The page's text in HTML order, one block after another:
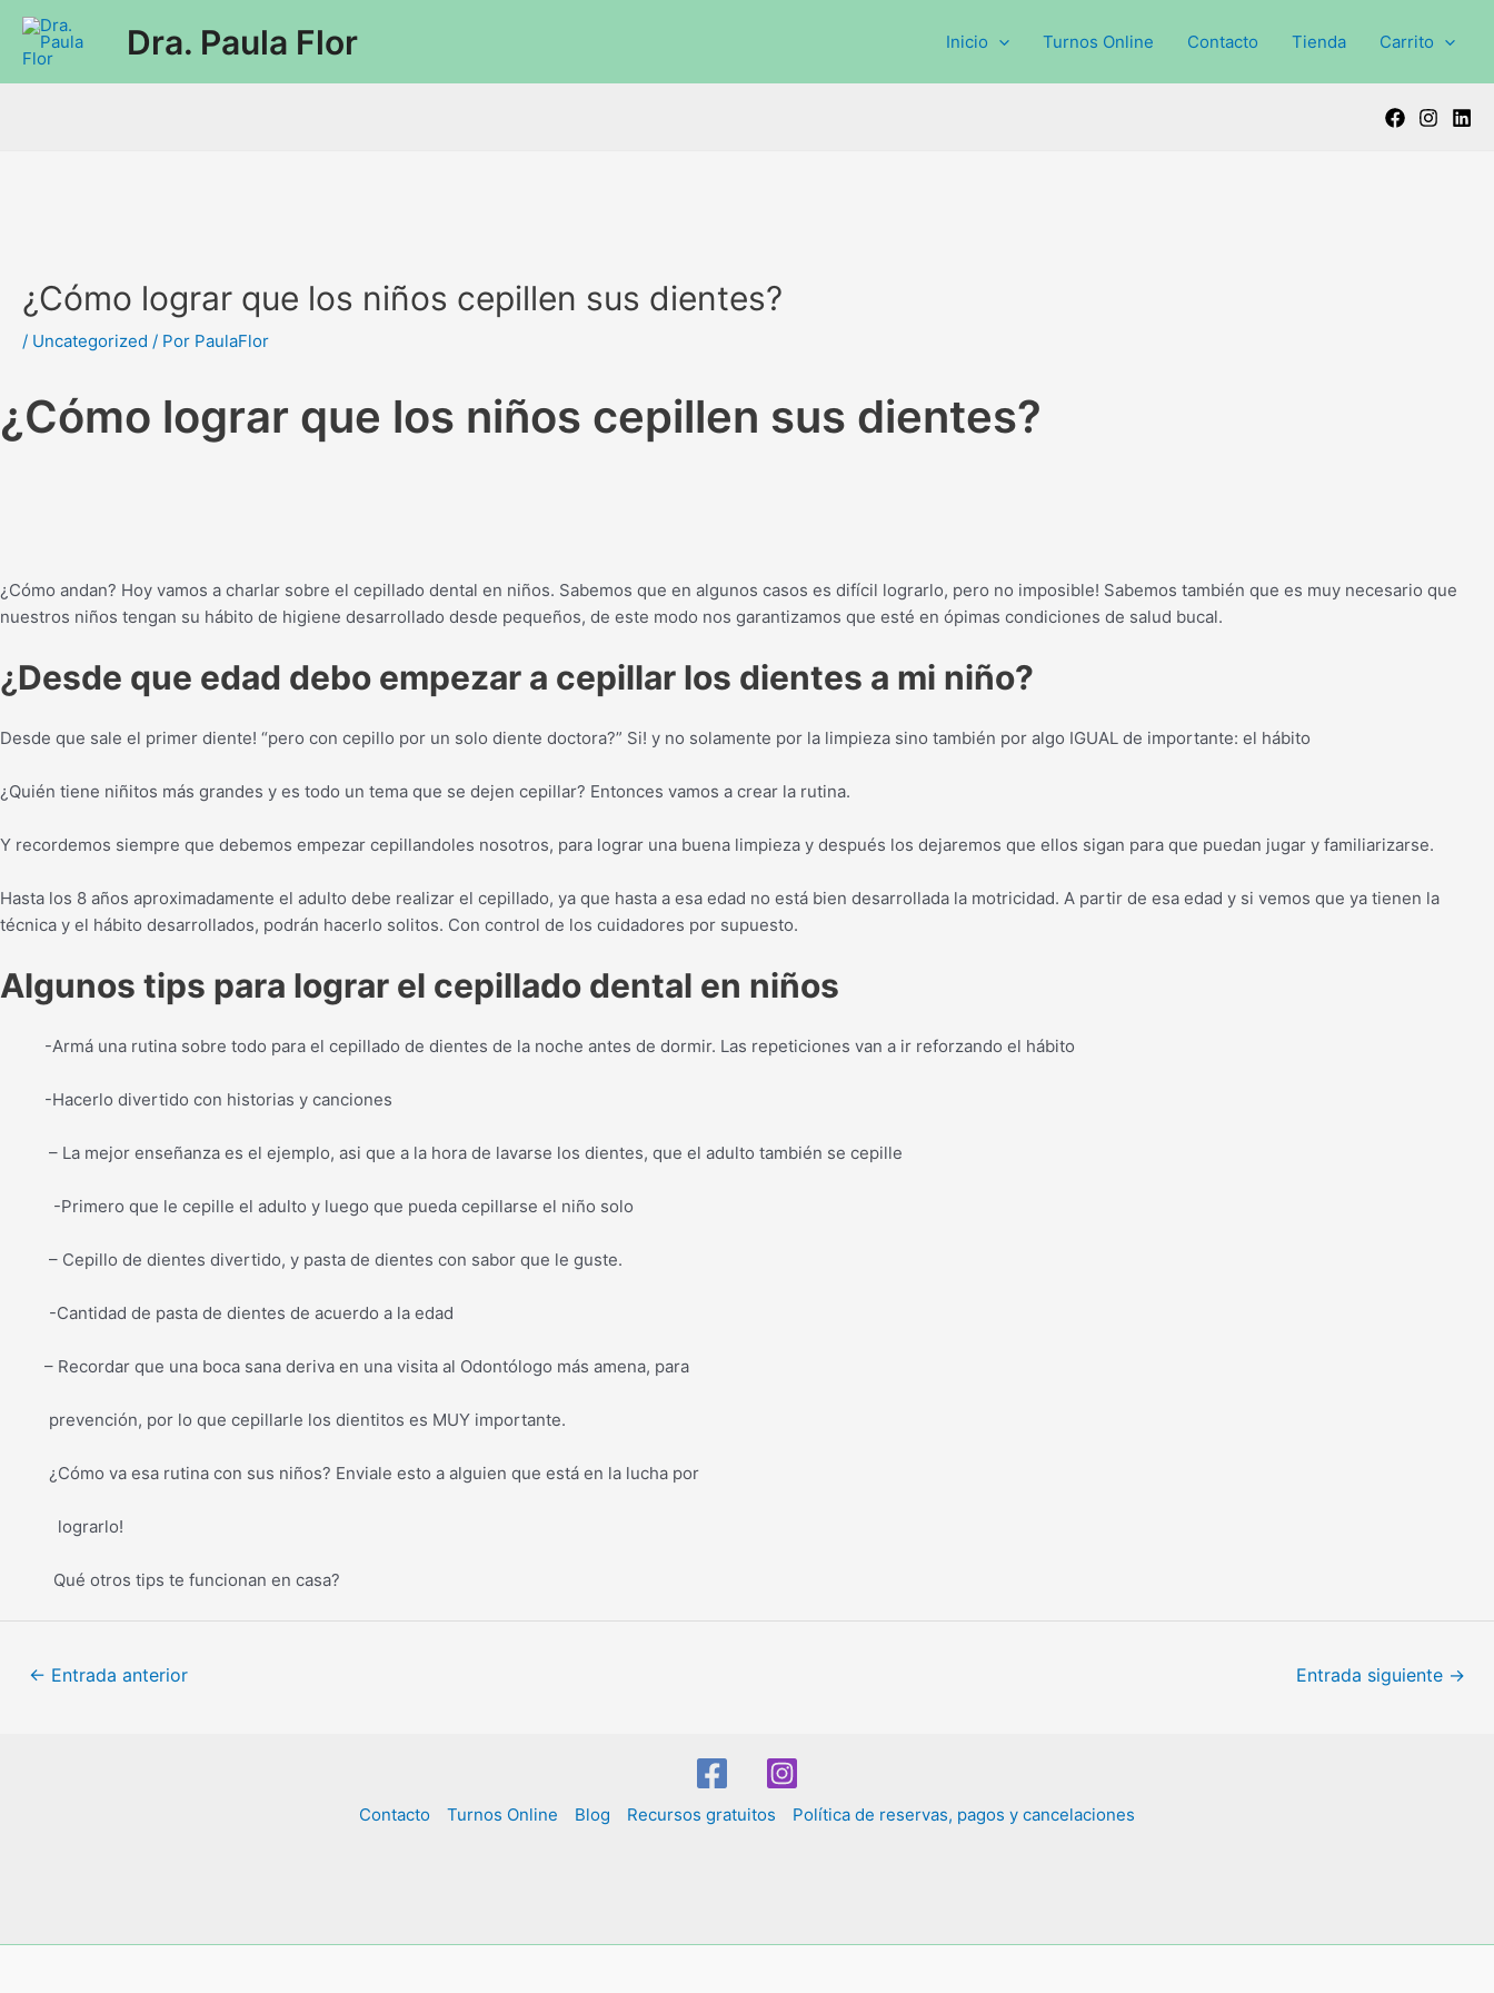
Dra. Paula Flor Inicio Turnos Online Contacto Tienda Carrito
¿Cómo lograr que los niños cepillen sus dientes?
/ Uncategorized / Por PaulaFlor
¿Cómo lograr que los niños cepillen sus dientes?
¿Cómo andan? Hoy vamos a charlar sobre el cepillado dental en niños. Sabemos que en algunos casos es difícil lograrlo, pero no imposible! Sabemos también que es muy necesario que
nuestros niños tengan su hábito de higiene desarrollado desde pequeños, de este modo nos garantizamos que esté en ópimas condiciones de salud bucal.
¿Desde que edad debo empezar a cepillar los dientes a mi niño?
Desde que sale el primer diente! “pero con cepillo por un solo diente doctora?” Si! y no solamente por la limpieza sino también por algo IGUAL de importante: el hábito
¿Quién tiene niñitos más grandes y es todo un tema que se dejen cepillar? Entonces vamos a crear la rutina.
Y recordemos siempre que debemos empezar cepillandoles nosotros, para lograr una buena limpieza y después los dejaremos que ellos sigan para que puedan jugar y familiarizarse.
Hasta los 8 años aproximadamente el adulto debe realizar el cepillado, ya que hasta a esa edad no está bien desarrollada la motricidad. A partir de esa edad y si vemos que ya tienen la
técnica y el hábito desarrollados, podrán hacerlo solitos. Con control de los cuidadores por supuesto.
Algunos tips para lograr el cepillado dental en niños
-Armá una rutina sobre todo para el cepillado de dientes de la noche antes de dormir. Las repeticiones van a ir reforzando el hábito
-Hacerlo divertido con historias y canciones
– La mejor enseñanza es el ejemplo, asi que a la hora de lavarse los dientes, que el adulto también se cepille
-Primero que le cepille el adulto y luego que pueda cepillarse el niño solo
– Cepillo de dientes divertido, y pasta de dientes con sabor que le guste.
-Cantidad de pasta de dientes de acuerdo a la edad
– Recordar que una boca sana deriva en una visita al Odontólogo más amena, para
prevención, por lo que cepillarle los dientitos es MUY importante.
¿Cómo va esa rutina con sus niños? Enviale esto a alguien que está en la lucha por
lograrlo!
Qué otros tips te funcionan en casa?
← Entrada anterior Entrada siguiente →
Contacto Turnos Online Blog Recursos gratuitos Política de reservas, pagos y cancelaciones